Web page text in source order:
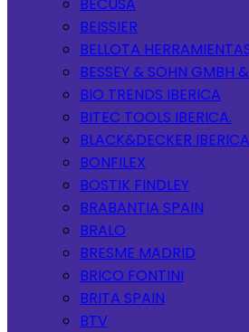
BEISSIER
BELLOTA
BESSEY & SOHN GMBH
BIO TRENDS IBERICA
BITEC TOOLS IBERICA.
BLACK&DECKER
BONFILEX
BOSTIK FINDLEY
BRABANTIA SPAIN
BRALO
BRESME MADRID
BRICO FONTINI
BRITA SPAIN
BTV